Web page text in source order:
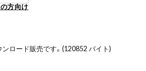
方向け
ロード販売です。(120852 バイト)